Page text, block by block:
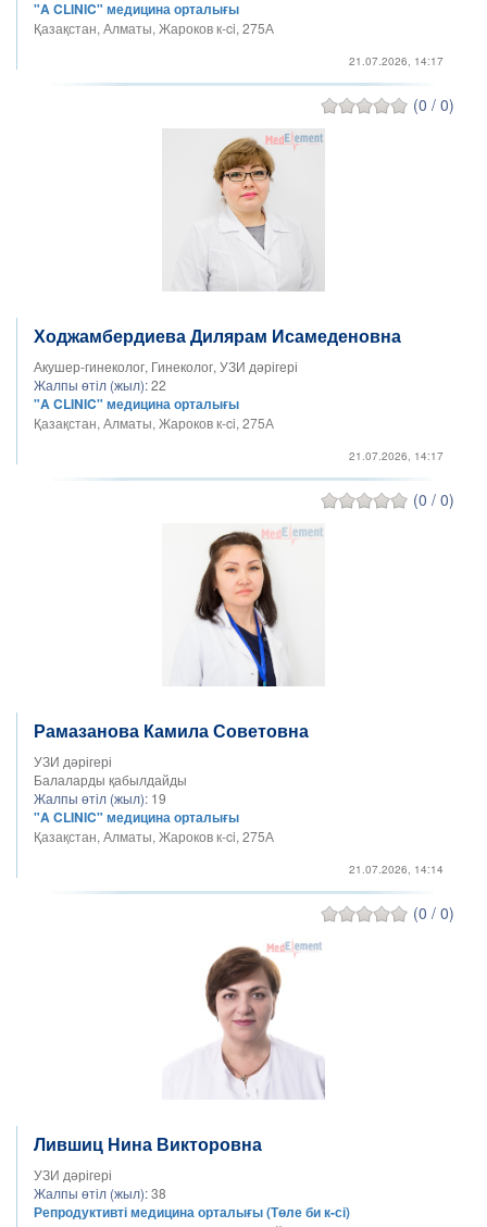
"A CLINIC" медицина орталығы
Қазақстан, Алматы, Жароков к-ci, 275А
21.07.2026, 14:17
(0 / 0)
Ходжамбердиева Дилярам Исамеденовна
Акушер-гинеколог, Гинеколог, УЗИ дәрігері
Жалпы өтіл (жыл):22
"A CLINIC" медицина орталығы
Қазақстан, Алматы, Жароков к-ci, 275А
21.07.2026, 14:17
(0 / 0)
Рамазанова Камила Советовна
УЗИ дәрігері
Балаларды қабылдайды
Жалпы өтіл (жыл): 19
"A CLINIC" медицина орталығы
Қазақстан, Алматы, Жароков к-ci, 275А
21.07.2026, 14:14
(0 / 0)
Лившиц Нина Викторовна
УЗИ дәрігері
Жалпы өтіл (жыл):38
Репродуктивті медицина орталығы (Төле би к-сі)